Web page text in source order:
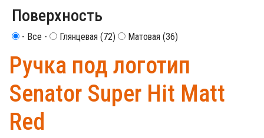
Поверхность
- Все - Глянцевая (72) Матовая (36)
Ручка под логотип
Senator Super Hit Matt
Red